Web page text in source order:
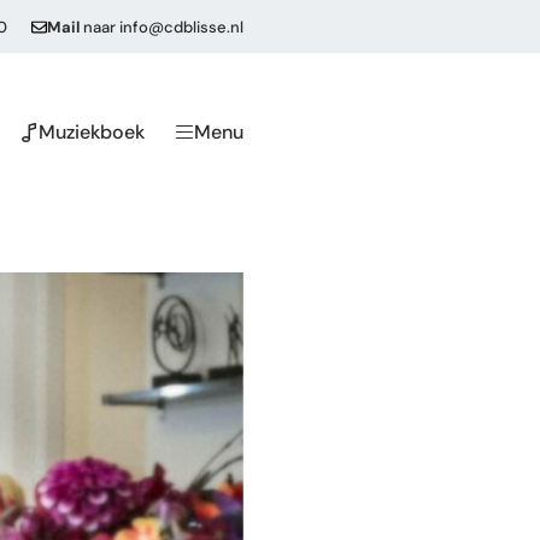
Mail naarinfo@cdblisse.nl
Muziekboek Menu